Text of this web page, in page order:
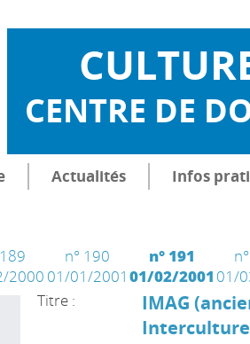
CENTRE DE
Actualités Infos
2000
n° 190
01/01/2001
n° 191
01/02/2001 01/
Titre :
IMAG